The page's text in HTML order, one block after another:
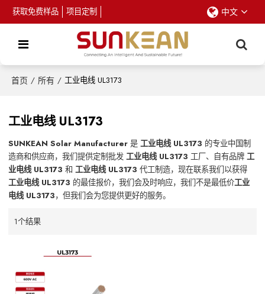
获取免费样品 项目定制 中文
首页 / 所有 / 工业电线 UL3173
工业电线 UL3173
SUNKEAN Solar Manufacturer 是工业电线 UL3173 的专业中国制
造商和供应商，我们提供定制批发工业电线 UL3173 工厂、自有品牌工
业电线 UL3173 和工业电线 UL3173 代工制造，现在联系我们以获得
工业电线 UL3173 的最佳报价，我们会及时响应，我们不是最低价工业
电线 UL3173，但我们会为您提供更好的服务。
1个结果